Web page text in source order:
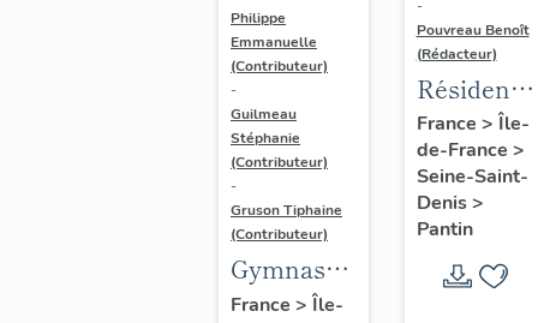
Philippe
Emmanuelle
(Contributeur)
-
Guilmeau
Stéphanie
(Contributeur)
-
Gruson Tiphaine
(Contributeur)
Gymnase
municipal
France > Île-
-
Pouvreau Benoît
(Rédacteur)
Résidence
Victor-
Hugo de
Pantin
France > Île-
de-France >
Seine-Saint-
Denis>
Pantin